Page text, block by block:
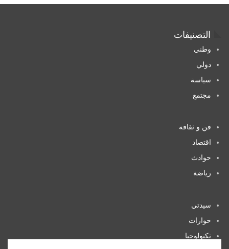
التصنيفات
وطني
دولي
سياسة
مجتمع
فن و ثقافة
اقتصاد
حوادث
رياضة
سيدتي
حوارات
تكنولوجيا